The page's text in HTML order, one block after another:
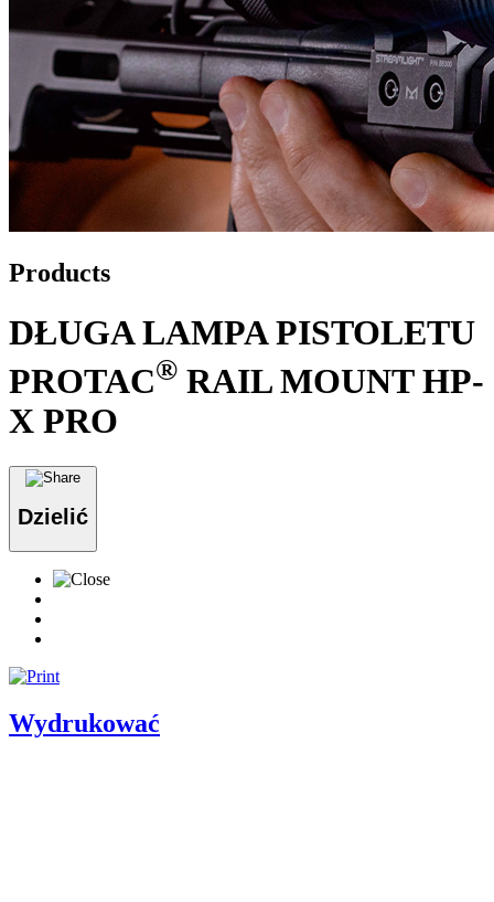
Products
DŁUGA LAMPA PISTOLETU
PROTAC® RAIL MOUNT HP-
X PRO
Dzielić
Wydrukować